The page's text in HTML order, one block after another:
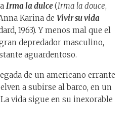
Irma la dulce(Irma la douce,
Karina de Vivir su vida
1963). Y menos mal que el
depredador masculino,
aguardentoso.
de un americano errante
a subirse al barco, en un
vida sigue en su inexorable